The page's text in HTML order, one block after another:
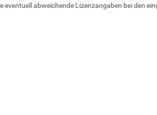
eventuell abweichende Lizenzangaben bei den